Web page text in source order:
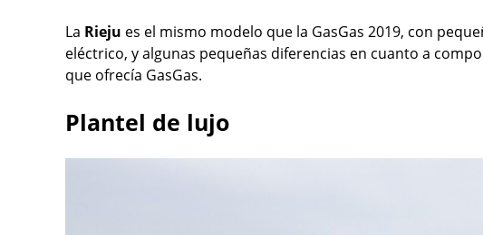
La Rieju es el mismo modelo que la GasGas 2019, con
eléctrico, y algunas pequeñas diferencias en cuanto a
que ofrecía GasGas.
Plantel de lujo